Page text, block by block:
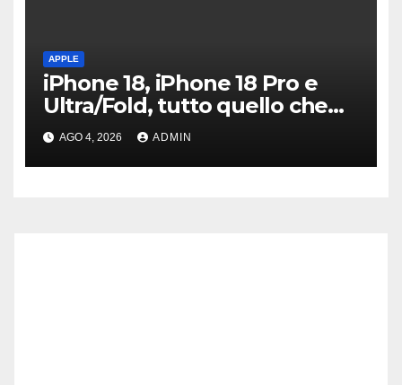
APPLE
iPhone 18, iPhone 18 Pro e
Ultra/Fold, tutto quello che
sappiamo ad oggi
AGO 4, 2026 ADMIN